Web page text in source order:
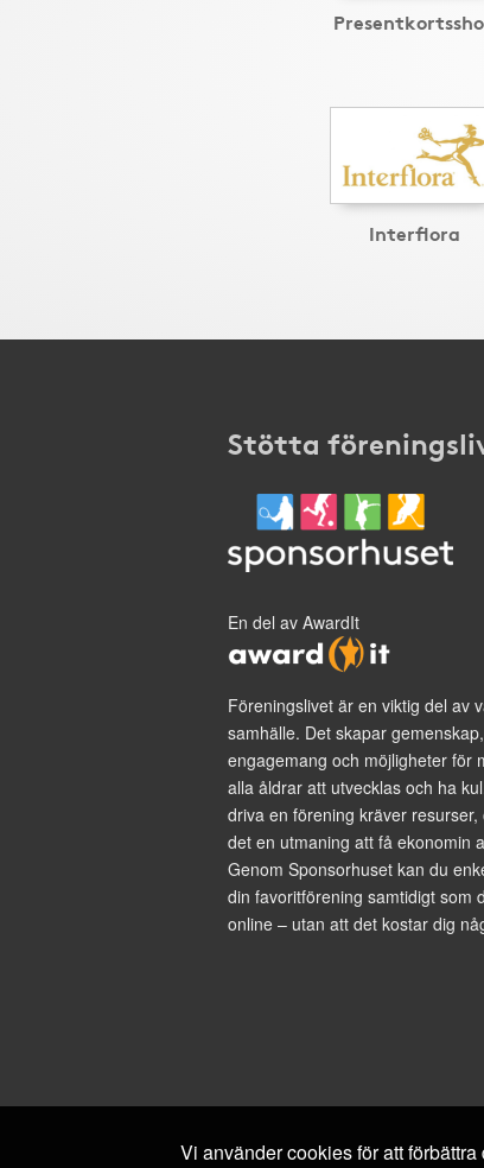
Interflora
Stötta
En del av AwardIt
Föreningslivet är en viktig del av
samhälle. Det skapar gemenskap,
engagemang och möjligheter för
alla åldrar att utvecklas och ha
driva en förening kräver
det en utmaning att få ekonomin
Genom Sponsorhuset kan du
din favoritförening samtidigt som
online – utan att det kostar dig
Vi använder cookies för att